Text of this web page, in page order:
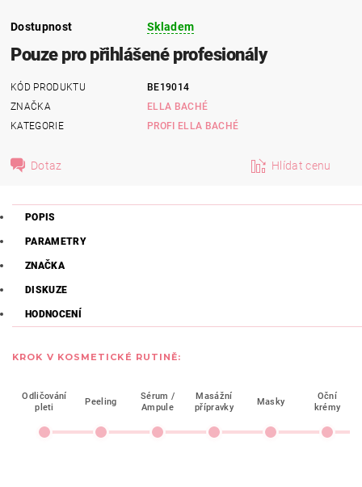
Dostupnost Skladem
Pouze pro přihlášené profesionály
KÓD PRODUKTU
BE19014
ZNAČKA
ELLA BACHÉ
KATEGORIE
PROFI ELLA BACHÉ
Dotaz Hlídat cenu
POPIS
PARAMETRY
ZNAČKA
DISKUZE
HODNOCENÍ
KROK V KOSMETICKÉ RUTINĚ:
Odličování
pleti
Peeling
Sérum /
Ampule
Masážní
přípravky
Masky
Oční
krémy